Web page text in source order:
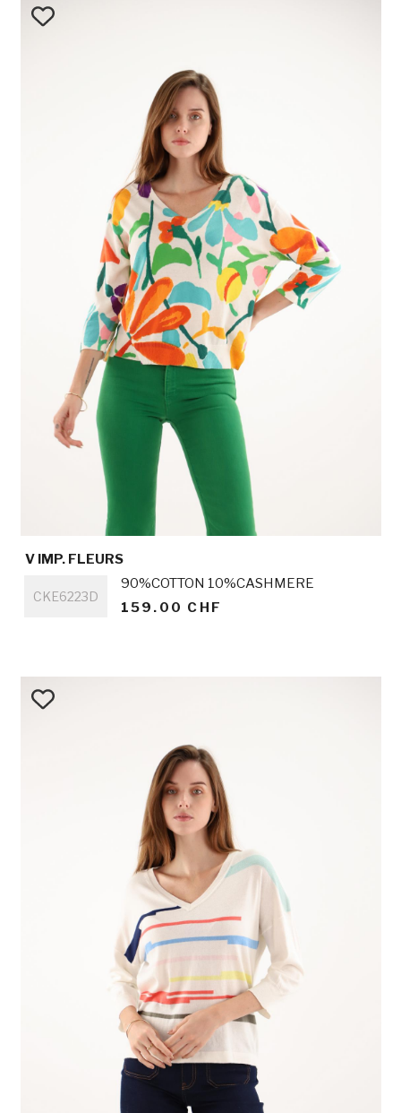
V IMP. FLEURS
CKE6223D
90%COTTON 10%CASHMERE
159.00 CHF